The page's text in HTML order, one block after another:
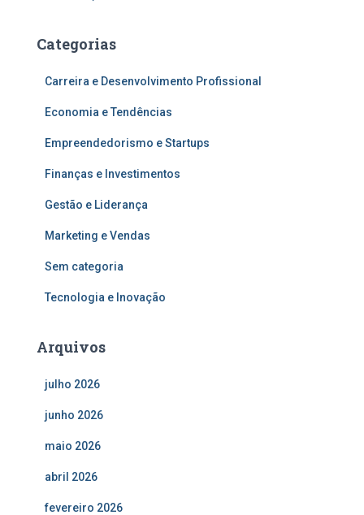
Categorias
Carreira e Desenvolvimento Profissional
Economia e Tendências
Empreendedorismo e Startups
Finanças e Investimentos
Gestão e Liderança
Marketing e Vendas
Sem categoria
Tecnologia e Inovação
Arquivos
julho 2026
junho 2026
maio 2026
abril 2026
fevereiro 2026